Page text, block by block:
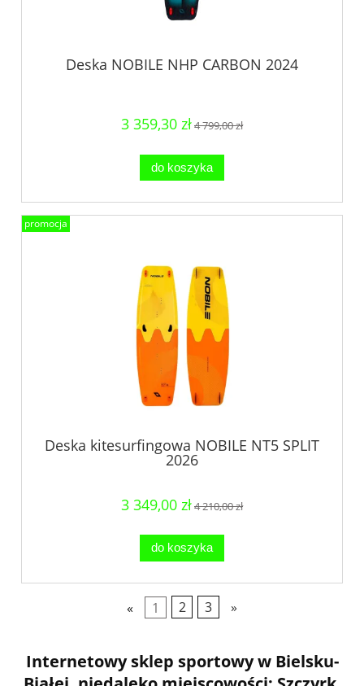
Deska NOBILE NHP CARBON 2024
3 359,30 zł4 799,00 zł
do koszyka
Deska kitesurfingowa NOBILE NT5 SPLIT
2026
3 349,00 zł4 210,00 zł
do koszyka
promocja
« 1 2 3 »
Internetowy sklep sportowy w Bielsku-